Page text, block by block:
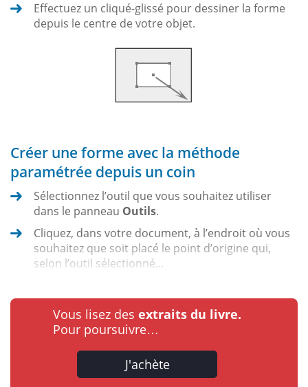
Effectuez un cliqué-glissé pour dessiner la forme
depuis le centre de votre objet.
Créer une forme avec la méthode
paramétrée depuis un coin
Sélectionnez l’outil que vous souhaitez utiliser
dans le panneau Outils.
Cliquez, dans votre document, à l’endroit où vous
souhaitez que soit placé le point d’origine qui,
selon l’outil sélectionné...
Vous lisez des extraits du livre.
Pour poursuivre…
J'achète